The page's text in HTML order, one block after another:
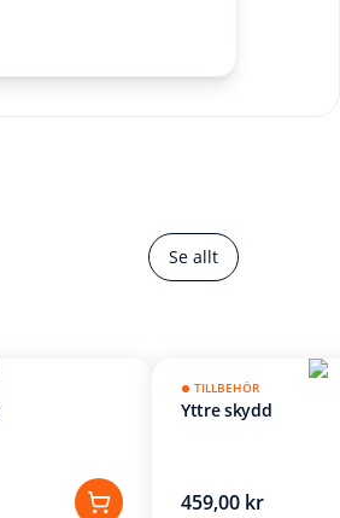
Se allt
TILLBEHÖR
Yttre skydd
459,00 kr